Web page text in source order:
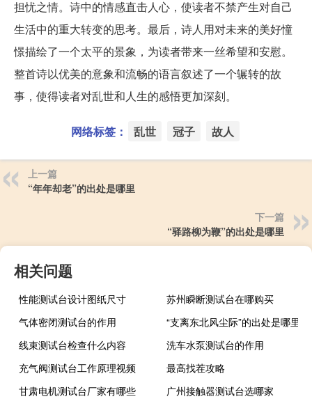
担忧之情。诗中的情感直击人心，使读者不禁产生对自己
生活中的重大转变的思考。最后，诗人用对未来的美好憧
憬描绘了一个太平的景象，为读者带来一丝希望和安慰。
整首诗以优美的意象和流畅的语言叙述了一个辗转的故
事，使得读者对乱世和人生的感悟更加深刻。
网络标签： 乱世 冠子 故人
上一篇
“年年却老”的出处是哪里
下一篇
“驿路柳为鞭”的出处是哪里
相关问题
性能测试台设计图纸尺寸
苏州瞬断测试台在哪购买
气体密闭测试台的作用
“支离东北风尘际”的出处是哪里
线束测试台检查什么内容
洗车水泵测试台的作用
充气阀测试台工作原理视频
最高找茬攻略
甘肃电机测试台厂家有哪些
广州接触器测试台选哪家